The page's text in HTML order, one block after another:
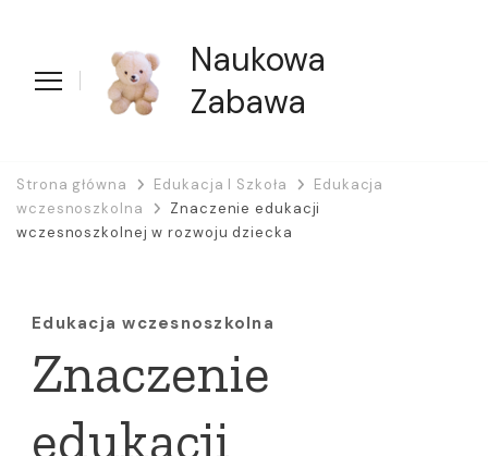
Naukowa
Zabawa
Strona główna Edukacja I Szkoła
Edukacja
wczesnoszkolna
Znaczenie edukacji
wczesnoszkolnej w rozwoju dziecka
Edukacja wczesnoszkolna
Znaczenie
edukacji